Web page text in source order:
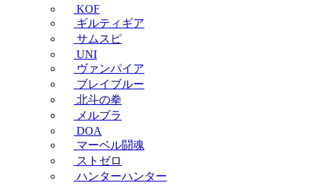
KOF
ギルティギア
サムスピ
UNI
ヴァンパイア
ブレイブルー
北斗の拳
メルブラ
DOA
マーベル闘魂
ストゼロ
ハンターハンター